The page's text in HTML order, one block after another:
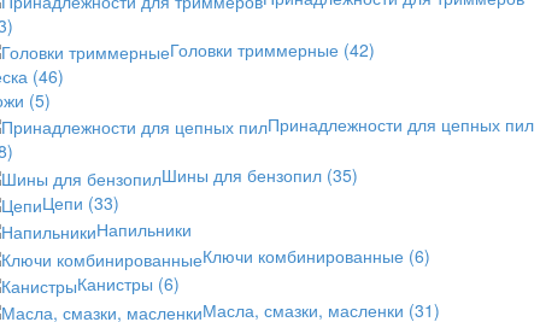
Головки триммерные (42)
(46)
(5)
Принадлежности для цепных пил
Шины для бензопил (35)
Цепи (33)
Напильники
Ключи комбинированные (6)
Канистры (6)
Масла, смазки, масленки (31)